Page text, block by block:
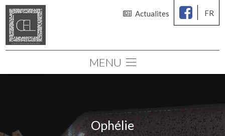
Actualites FR
MENU
Médecine esthétique
Ophélie